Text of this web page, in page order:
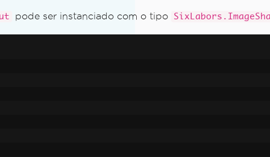
pode ser instanciado com o tipo